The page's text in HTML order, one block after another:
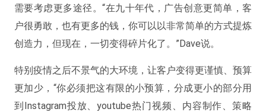
需要考虑更多途径。“在九十年代，广告创意更简单，客
户很勇敢，也有更多的钱，你可以以非常简单的方式提炼
创造力，但现在，一切变得碎片化了。”Dave说。
特别疫情之后不景气的大环境，让客户变得更谨慎、预算
更加少，“你必须把这有限的小预算，分成更小的部分用
到Instagram投放、youtube热门视频、内容制作、策略